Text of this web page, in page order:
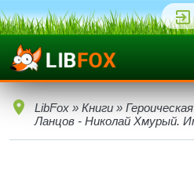
LibFox » Книги »
Ланцов - Николай Хмурый.